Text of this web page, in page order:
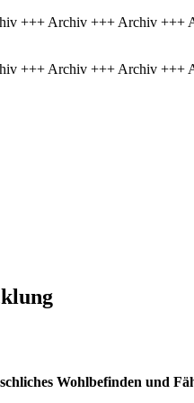
+++ Archiv +++ Archiv +++
+++ Archiv +++ Archiv +++
Wohlbefinden und